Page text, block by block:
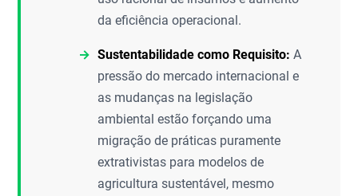
da eficiência operacional.
Sustentabilidade como Requisito: A
pressão do mercado internacional e
as mudanças na legislação
ambiental estão forçando uma
migração de práticas puramente
extrativistas para modelos de
agricultura sustentável, mesmo